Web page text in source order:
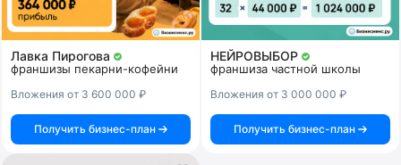
Лавка Пирогова
франшизы пекарни-кофейни
Вложения от 3 600 000 ₽
Получить бизнес-план
НЕЙРОВЫБОР
франшиза частной школы
Вложения от 3 000 000 ₽
Получить бизнес-план